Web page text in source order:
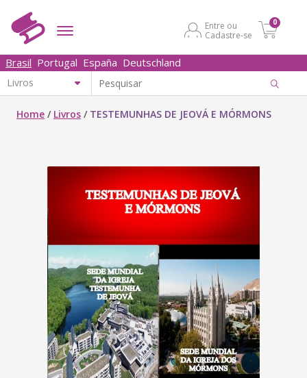
Entre ou
Cadastre-se
0
Brasil Portugal España Deutschland
Home / Livros / TESTEMUNHAS DE JEOVÁ E MÓRMONS